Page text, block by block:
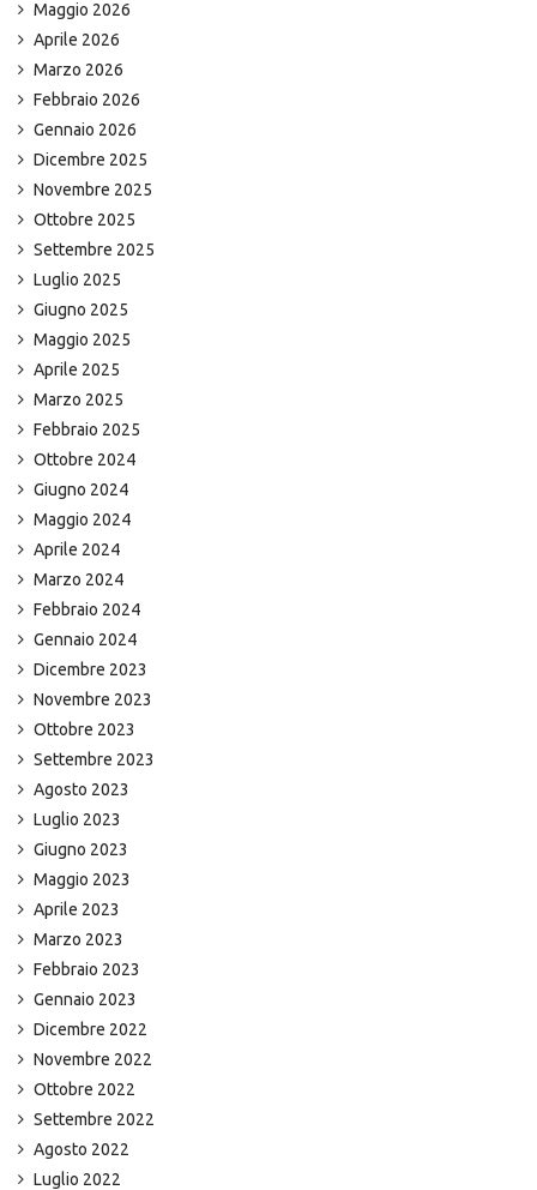
Maggio 2026
Aprile 2026
Marzo 2026
Febbraio 2026
Gennaio 2026
Dicembre 2025
Novembre 2025
Ottobre 2025
Settembre 2025
Luglio 2025
Giugno 2025
Maggio 2025
Aprile 2025
Marzo 2025
Febbraio 2025
Ottobre 2024
Giugno 2024
Maggio 2024
Aprile 2024
Marzo 2024
Febbraio 2024
Gennaio 2024
Dicembre 2023
Novembre 2023
Ottobre 2023
Settembre 2023
Agosto 2023
Luglio 2023
Giugno 2023
Maggio 2023
Aprile 2023
Marzo 2023
Febbraio 2023
Gennaio 2023
Dicembre 2022
Novembre 2022
Ottobre 2022
Settembre 2022
Agosto 2022
Luglio 2022